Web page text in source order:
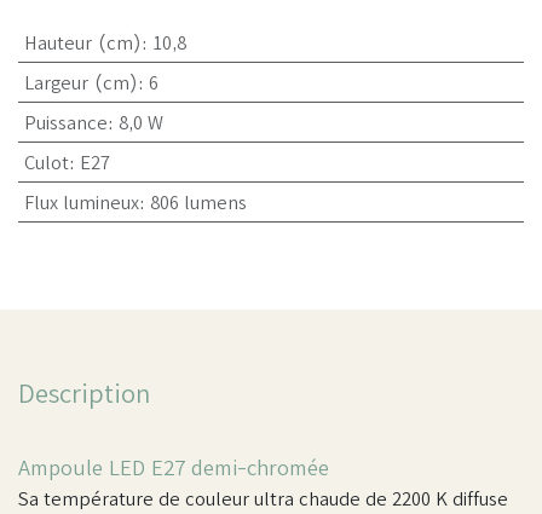
Hauteur (cm): 10,8
Largeur (cm): 6
Puissance: 8,0 W
Culot: E27
Flux lumineux: 806 lumens
Description
Ampoule LED E27 demi-chromée
Sa température de couleur ultra chaude de 2200 K diffuse